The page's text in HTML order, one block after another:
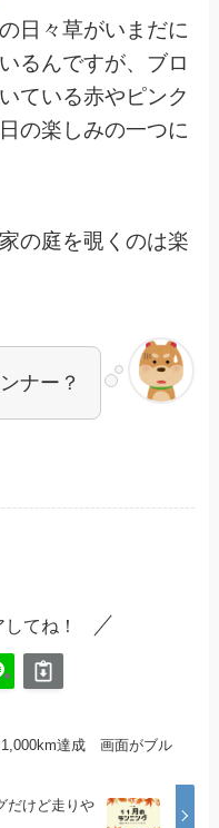
日々草がいまだに
るんですが、ブロ
ている赤やピンク
の楽しみの一つに
の庭を覗くのは楽
ナー？
てね！
1,000km達成 画面がブル
だけど走りや